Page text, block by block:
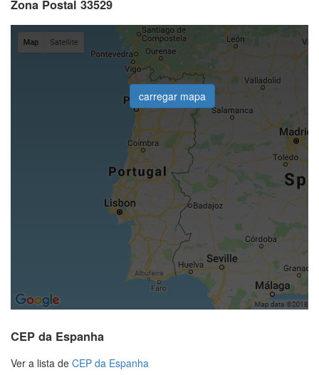
Zona Postal 33529
carregar mapa
CEP da Espanha
Ver a lista de CEP da Espanha